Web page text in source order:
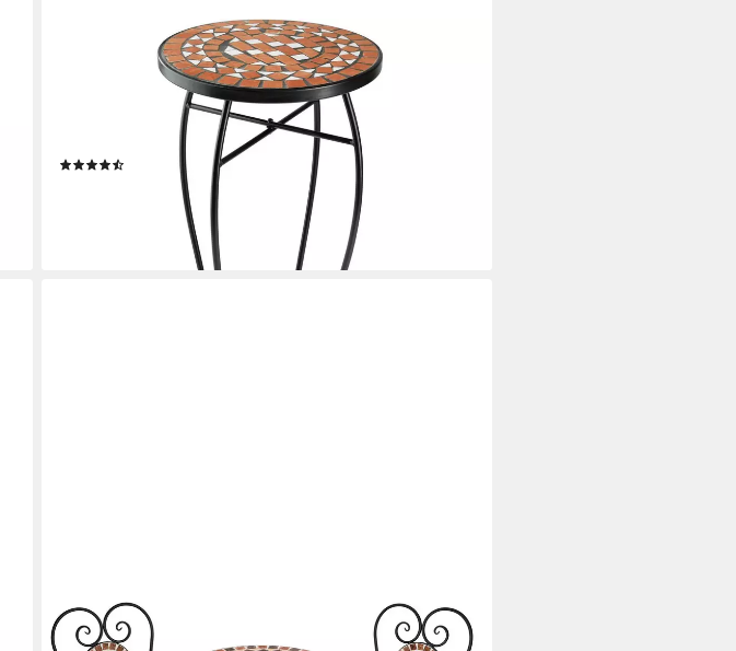
Balkonhängetisch Balkontisch zum Einhängen, 30 x 30 x
61,5 cm, Mosaik und Zement (Klappbarer Balkontisch, 1-St.,
in terracotta), Stahl, rund, massive Platte, ausgestattet mit
geschwungenen Beinen
lieferbar - in 2-3 Werktagen bei dir
KAMELIO
Balkonset Mosaik Gartenset 2 Stühle 1 Tisch Mosaiktisch